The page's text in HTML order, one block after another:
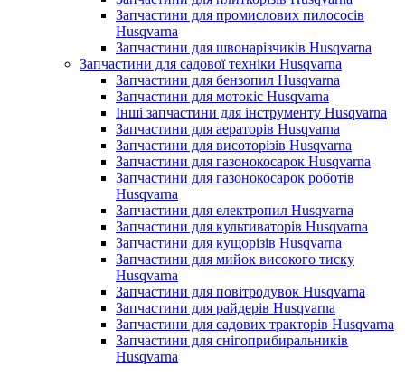
Запчастини для промислових пилососів
Husqvarna
Запчастини для швонарізчиків Husqvarna
Запчастини для садової техніки Husqvarna
Запчастини для бензопил Husqvarna
Запчастини для мотокіс Husqvarna
Інші запчастини для інструменту Husqvarna
Запчастини для аераторів Husqvarna
Запчастини для висоторізів Husqvarna
Запчастини для газонокосарок Husqvarna
Запчастини для газонокосарок роботів
Husqvarna
Запчастини для електропил Husqvarna
Запчастини для культиваторів Husqvarna
Запчастини для кущорізів Husqvarna
Запчастини для мийок високого тиску
Husqvarna
Запчастини для повітродувок Husqvarna
Запчастини для райдерів Husqvarna
Запчастини для садових тракторів Husqvarna
Запчастини для снігоприбиральників
Husqvarna